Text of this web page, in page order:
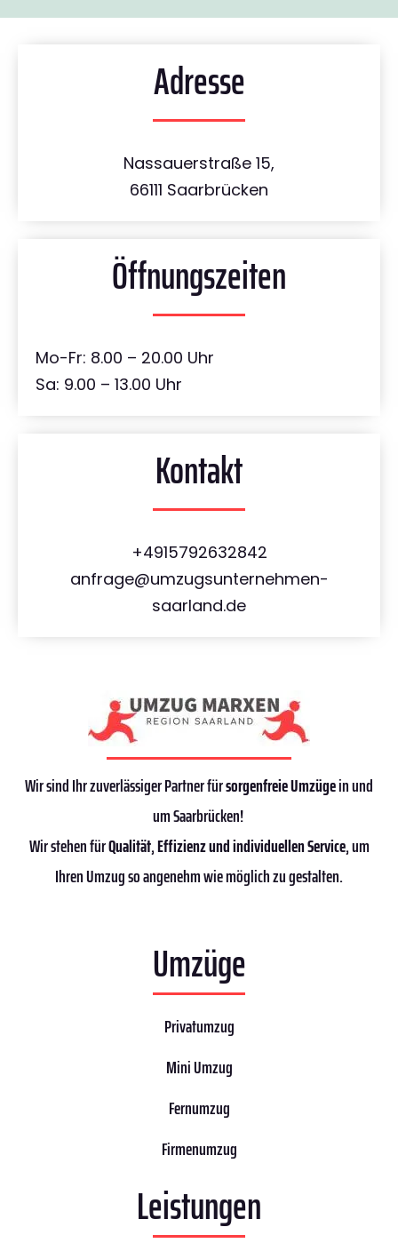
Adresse
Nassauerstraße 15,
66111 Saarbrücken
Öffnungszeiten
Mo-Fr: 8.00 – 20.00 Uhr
Sa: 9.00 – 13.00 Uhr
Kontakt
+4915792632842
anfrage@umzugsunternehmen-
saarland.de
Wir sind Ihr zuverlässiger Partner fürsorgenfreie Umzügein und
um Saarbrücken!
Wir stehen fürQualität,Effizienzund individuellen Service, um
Ihren Umzug so angenehm wie möglich zu gestalten.
Umzüge
Privatumzug
Mini Umzug
Fernumzug
Firmenumzug
Leistungen